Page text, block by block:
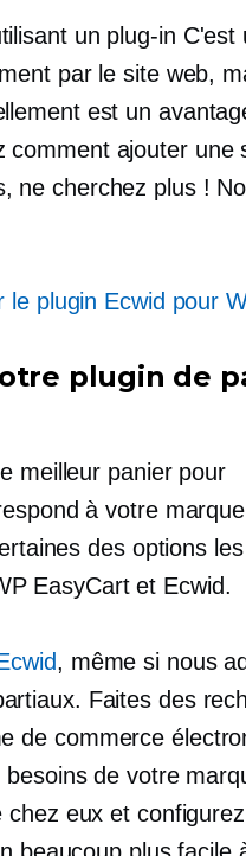
un plug-in C'est
par le site web,
est un
comment ajouter une
ne cherchez plus !
le plugin Ecwid pour
plugin de
meilleur panier pour
à votre
des options
EasyCart et Ecwid.
, même si nous
Faites des
de commerce
de votre
eux et